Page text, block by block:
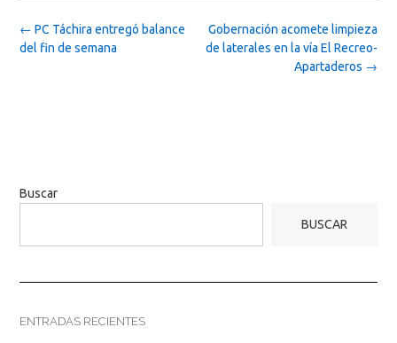
Post
navigation
Gobernación acomete limpieza
de laterales en la vía El Recreo-
Apartaderos →
← PC Táchira entregó balance
del fin de semana
Buscar
BUSCAR
ENTRADAS RECIENTES